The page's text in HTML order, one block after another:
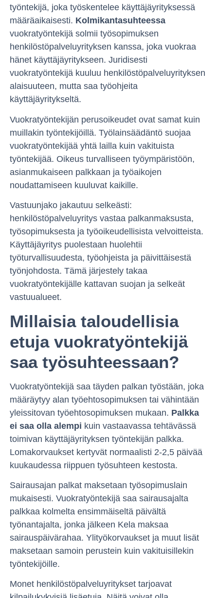
työntekijä, joka työskentelee käyttäjäyrityksessä
määräaikaisesti. Kolmikantasuhteessa
vuokratyöntekijä solmii työsopimuksen
henkilöstöpalveluyrityksen kanssa, joka vuokraa
hänet käyttäjäyritykseen. Juridisesti
vuokratyöntekijä kuuluu henkilöstöpalveluyrityksen
alaisuuteen, mutta saa työohjeita
käyttäjäyritykseltä.
Vuokratyöntekijän perusoikeudet ovat samat kuin
muillakin työntekijöillä. Työlainsäädäntö suojaa
vuokratyöntekijää yhtä lailla kuin vakituista
työntekijää. Oikeus turvalliseen työympäristöön,
asianmukaiseen palkkaan ja työaikojen
noudattamiseen kuuluvat kaikille.
Vastuunjako jakautuu selkeästi:
henkilöstöpalveluyritys vastaa palkanmaksusta,
työsopimuksesta ja työoikeudellisista velvoitteista.
Käyttäjäyritys puolestaan huolehtii
työturvallisuudesta, työohjeista ja päivittäisestä
työnjohdosta. Tämä järjestely takaa
vuokratyöntekijälle kattavan suojan ja selkeät
vastuualueet.
Millaisia taloudellisia
etuja vuokratyöntekijä
saa työsuhteessaan?
Vuokratyöntekijä saa täyden palkan työstään, joka
määräytyy alan työehtosopimuksen tai vähintään
yleissitovan työehtosopimuksen mukaan. Palkka
ei saa olla alempi kuin vastaavassa tehtävässä
toimivan käyttäjäyrityksen työntekijän palkka.
Lomakorvaukset kertyvät normaalisti 2-2,5 päivää
kuukaudessa riippuen työsuhteen kestosta.
Sairausajan palkat maksetaan työsopimuslain
mukaisesti. Vuokratyöntekijä saa sairausajalta
palkkaa kolmelta ensimmäiseltä päivältä
työnantajalta, jonka jälkeen Kela maksaa
sairauspäivärahaa. Ylityökorvaukset ja muut lisät
maksetaan samoin perustein kuin vakituisillekin
työntekijöille.
Monet henkilöstöpalveluyritykset tarjoavat